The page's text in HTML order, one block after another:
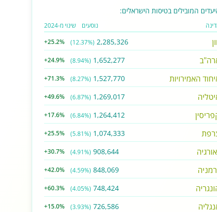
המובילים בטיסות הישראלים:
נוסעים שינוי מ-2024
2,285,326
(12.37%)
+25.2%
1,652,277
(8.94%)
+24.9%
האמירויות 1,527,770
(8.27%)
+71.3%
1,269,017
(6.87%)
+49.6%
1,264,412
(6.84%)
+17.6%
1,074,333
(5.81%)
+25.5%
908,644
(4.91%)
+30.7%
848,069
(4.59%)
+42.0%
748,424
(4.05%)
+60.3%
726,586
(3.93%)
+15.0%